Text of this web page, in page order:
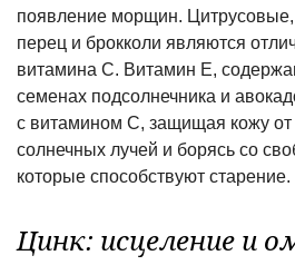
появление морщин. Цитрусовые,
перец и брокколи являются
витамина С. Витамин Е,
семенах подсолнечника и
с витамином С, защищая кожу от
солнечных лучей и борясь со
которые способствуют старение.
Цинк: исцеление и